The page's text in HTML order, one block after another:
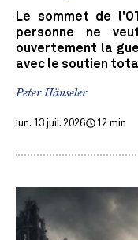
Le sommet de
personne ne
ouvertement la
avec le soutien
Peter Hänseler
lun. 13 juil. 2026 12 min